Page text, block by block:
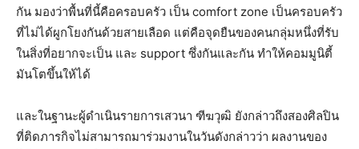
กัน มองว่าพื้นที่นี้คือครอบครัว เป็น comfort zone เป็นครอบครัว
ที่ไม่ได้ผูกโยงกันด้วยสายเลือด แต่คือจุดยืนของคนกลุ่มหนึ่งที่รับ
ในสิ่งที่อยากจะเป็น และ support ซึ่งกันและกัน ทำให้คอมมูนิตี้
มันโตขึ้นให้ได้
และในฐานะผู้ดำเนินรายการเสวนา ฑีฆวุฒิ ยังกล่าวถึงสองศิลปิน
ที่ติดภารกิจไม่สามารถมาร่วมงานในวันดังกล่าวว่า ผลงานของ